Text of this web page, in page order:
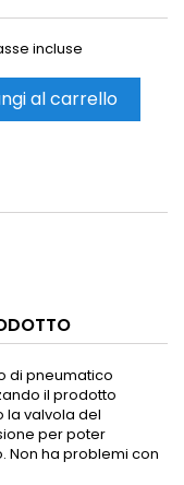
incluse
al carrello
di pneumatico
il prodotto
valvola del
per poter
Non ha problemi con